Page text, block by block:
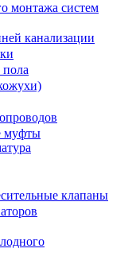
монтажа систем
канализации
муфты
клапаны